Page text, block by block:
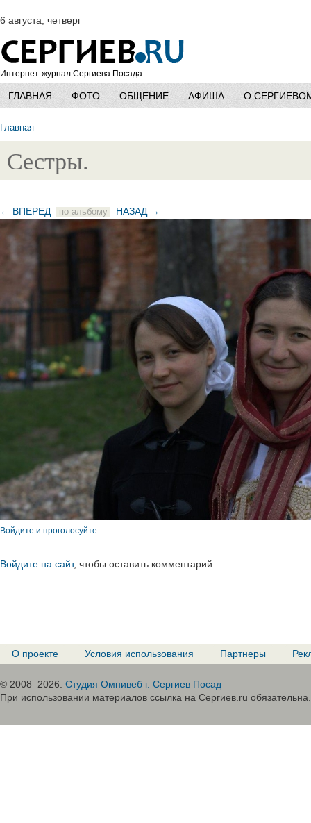
6 августа, четверг
Интернет-журнал Сергиева Посада
ГЛАВНАЯ ФОТО ОБЩЕНИЕ АФИША О
Главная
Сестры.
← ВПЕРЕД по альбому НАЗАД →
Войдите и проголосуйте
Войдите на сайт, чтобы оставить комментарий.
О проекте Условия использования Партнеры
© 2008–2026. Студия Омнивеб г. Сергиев Посад
При использовании материалов ссылка на Сергиев.ru обязательна.